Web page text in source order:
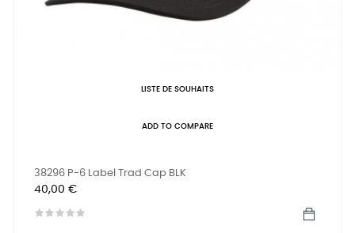
LISTE DE SOUHAITS
ADD TO COMPARE
38296 P-6 Label Trad Cap BLK
Prix
40,00 €